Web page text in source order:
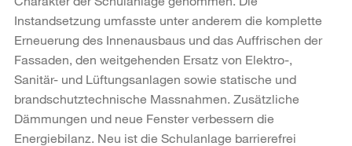
Instandsetzung umfasste unter anderem die komplette
Erneuerung des Innenausbaus und das Auffrischen der
Fassaden, den weitgehenden Ersatz von Elektro-,
Sanitär- und Lüftungsanlagen sowie statische und
brandschutztechnische Massnahmen. Zusätzliche
Dämmungen und neue Fenster verbessern die
Energiebilanz. Neu ist die Schulanlage barrierefrei